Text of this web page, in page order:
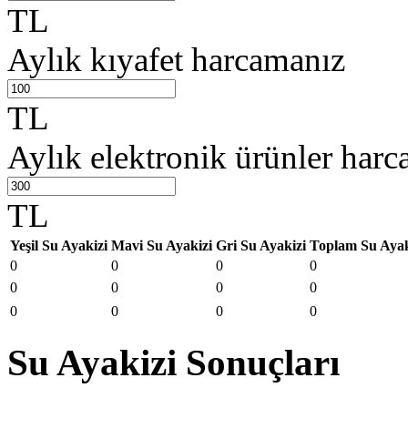
TL
Aylık kıyafet harcamanız
TL
Aylık elektronik ürünler
TL
Yeşil Su Ayakizi Mavi Su Ayakizi Gri Su Ayakizi Toplam Su
0
0 0
0
0
0 0
0
0
0 0 0
Su Ayakizi Sonuçları